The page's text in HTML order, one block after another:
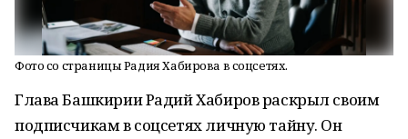
Фото со страницы Радия Хабирова в соцсетях.
Глава Башкирии Радий Хабиров раскрыл своим
подписчикам в соцсетях личную тайну. Он